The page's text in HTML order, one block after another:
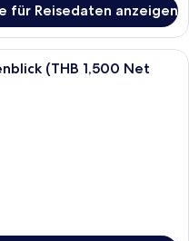
für Reisedaten anzeigen
(THB 1,500 Net